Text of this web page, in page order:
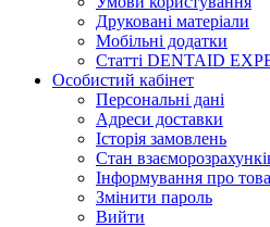
Друковані матеріали
Мобільні додатки
Статті DENTAID
Особистий кабінет
Персональні дані
Адреси доставки
Історія замовлень
Стан
Інформування про
Змінити пароль
Вийти